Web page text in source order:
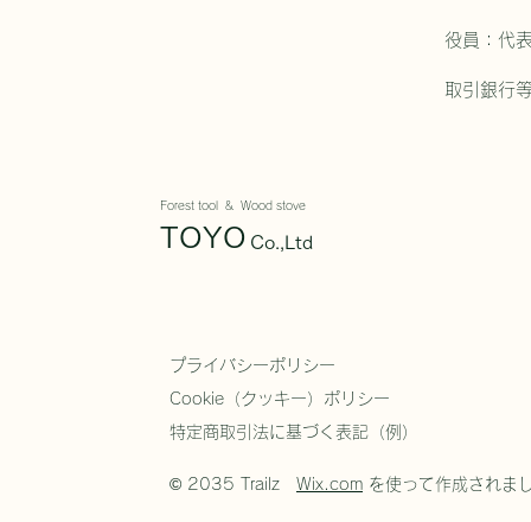
役員：代
取引銀行
Forest tool & Wood stove
TOYO Co.,Ltd
プライバシーポリシー
Cookie（クッキー）ポリシー
特定商取引法に基づく表記（例）
© 2035 Trailz Wix.com を使って作成されま